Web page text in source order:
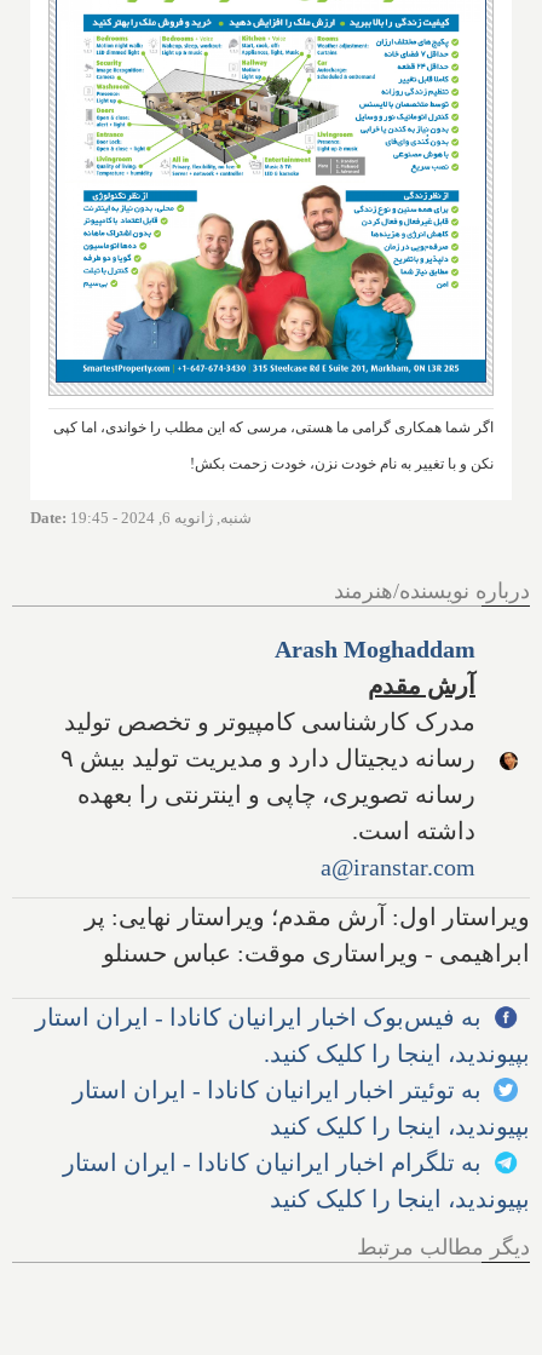
اگر شما همکاری گرامی ما هستی، مرسی که این مطلب را خواندی، اما کپی
نکن و با تغییر به نام خودت نزن، خودت زحمت بکش!
Date: شنبه, ژانویه 6, 2024 - 19:45
درباره نویسنده/هنرمند
Arash Moghaddam
آرش مقدم
مدرک کارشناسی کامپیوتر و تخصص تولید
رسانه دیجیتال دارد و مدیریت تولید بیش ۹
رسانه تصویری، چاپی و اینترنتی را بعهده
داشته است.
a@iranstar.com
ویراستار اول: آرش مقدم؛ ویراستار نهایی: پر
ابراهیمی - ویراستاری موقت: عباس حسنلو
به فیس‌بوک اخبار ایرانیان کانادا - ایران استار
بپیوندید، اینجا را کلیک کنید.
به توئیتر اخبار ایرانیان کانادا - ایران استار
بپیوندید، اینجا را کلیک کنید
به تلگرام اخبار ایرانیان کانادا - ایران استار
بپیوندید، اینجا را کلیک کنید
دیگر مطالب مرتبط